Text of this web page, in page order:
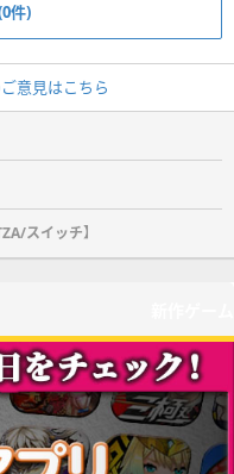
件)
意見はこちら
スイッチ】